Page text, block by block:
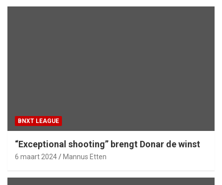
BNXT LEAGUE
“Exceptional shooting” brengt Donar de winst
6 maart 2024 Mannus Etten